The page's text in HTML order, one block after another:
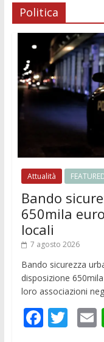
Politica
Attualità
Bando
650mila
locali
7 agosto 2026
Bando sicurezza
disposizione
loro associazioni
F T